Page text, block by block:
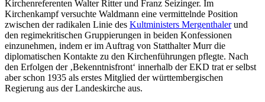
Kirchenreferenten Walter Ritter und Franz Seizinger. Im
Kirchenkampf versuchte Waldmann eine vermittelnde Position
zwischen der radikalen Linie des Kultministers Mergenthalerund
den regimekritischen Gruppierungen in beiden Konfessionen
einzunehmen, indem er im Auftrag von Statthalter Murr die
diplomatischen Kontakte zu den Kirchenführungen pflegte. Nach
den Erfolgen der ‚Bekenntnisfront‘ innerhalb der EKD trat er selbst
aber schon 1935 als erstes Mitglied der württembergischen
Regierung aus der Landeskirche aus.